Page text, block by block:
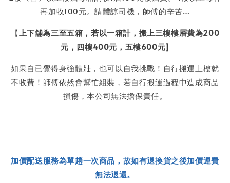
再加收100元。請體諒司機，師傅的辛苦…
【 上下舖為三至五箱，若以一箱計，搬上三樓樓層費為200
元，四樓400元，五樓600元]
如果自已覺得身強體壯，也可以自我挑戰！自行搬運上樓就
不收費！師傅依然會幫忙組裝，若自行搬運過程中造成商品
損傷，本公司無法擔保責任。
加價配送服務為單趟一次商品，故如有退換貨之後加價運費
無法退還。